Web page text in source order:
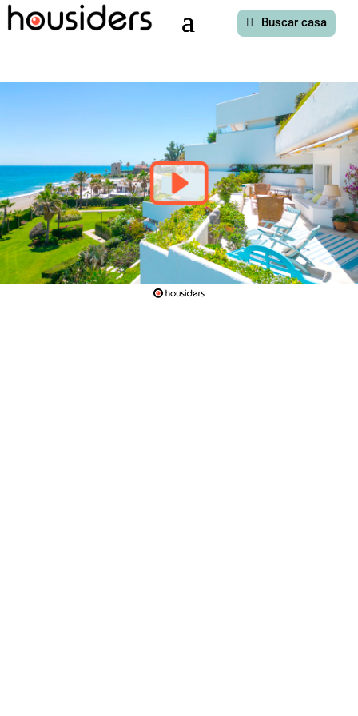
Buscar casa